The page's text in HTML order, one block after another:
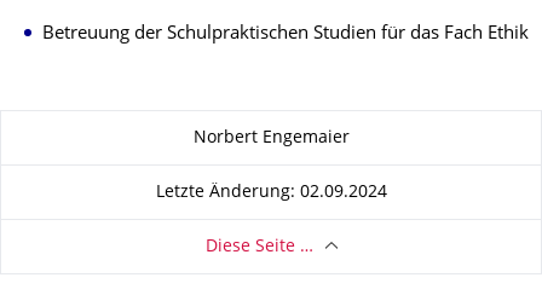
Betreuung der Schulpraktischen Studien für das Fach Ethik
Norbert Engemaier
Letzte Änderung: 02.09.2024
Diese Seite …